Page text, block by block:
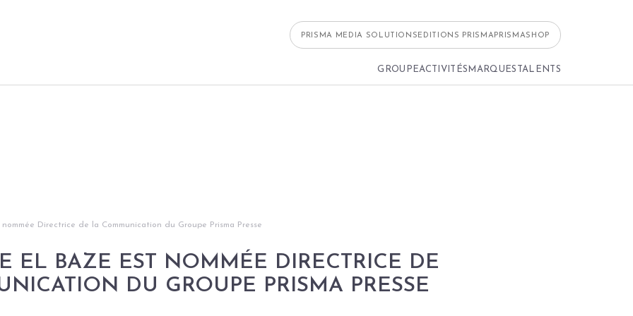
PRISMA MEDIA SOLUTIONS EDITIONS PRISMA PRISMASHOP
GROUPEACTIVITÉS MARQUES TALENTS
Directrice de la Communication du Groupe Prisma Presse
EL BAZE EST NOMMÉE DIRECTRICE DE
DU GROUPE PRISMA PRESSE